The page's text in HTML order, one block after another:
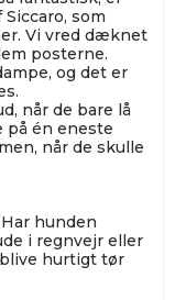
som
Vi vred dæknet
posterne.
og det er
når de bare lå
på én eneste
når de skulle
hunden
i regnvejr eller
hurtigt tør